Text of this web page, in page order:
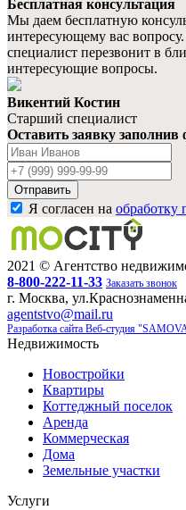
Бесплатная консультация
Мы даем бесплатную
интересующему вас
специалист перезвонит в
интересующие вопросы.
Викентий Костин
Старший специалист
Оставить заявку заполнив
Ваше
имя
Ваш
телефон
Отправить
Я согласен на обработку
2021 © Агентство
8-800-222-11-33 Заказать звонок
г. Москва,
agentstvo@mail.ru
Разработка сайта Веб-студия
Недвижимость
Новостройки
Квартиры
Коттеджный поселок
Аренда
Коммерческая
Дома
Земельные участки
Услуги